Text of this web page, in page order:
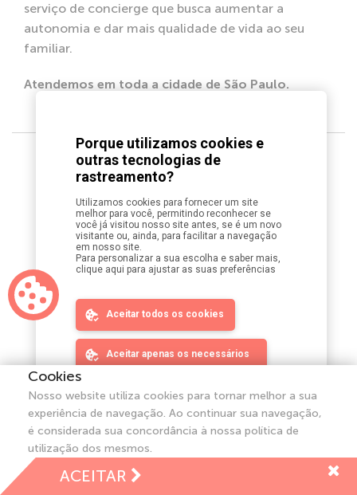
serviço de concierge que busca aumentar a
autonomia e dar mais qualidade de vida ao seu
familiar.
Atendemos em toda a cidade de São Paulo.
São Paulo
R. Monte Alegre, 212 - Conjunto 21
Perdizes, São Paulo - SP
Rua Gonçalves César 86 - SALA 2
Campinas - SP
CEP 13073230
Cookies
Nosso website utiliza cookies para tornar melhor a sua
experiência de navegação. Ao continuar sua navegação,
é considerada sua concordância à nossa política de
utilização dos mesmos.
ACEITAR
Porque utilizamos cookies e
outras tecnologias de
rastreamento?
Utilizamos cookies para fornecer um site
melhor para você, permitindo reconhecer se
você já visitou nosso site antes, se é um novo
visitante ou, ainda, para facilitar a navegação
em nosso site.
Para personalizar a sua escolha e saber mais,
clique aqui para ajustar as suas preferências
Aceitar todos os cookies
Aceitar apenas os necessários
Ajustar minhas preferências